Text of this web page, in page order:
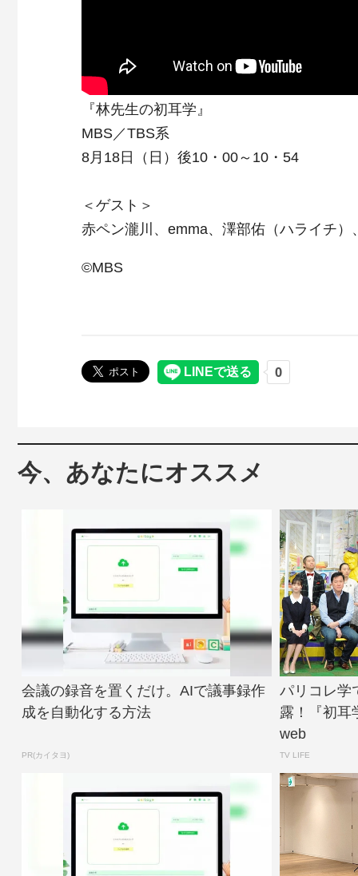
『林先生の初耳学』
MBS／TBS系
8月18日（日）後10・00～10・54
＜ゲスト＞
赤ペン瀧川、emma、澤部佑（ハライチ
©MBS
今、あなたにオススメ
会議の録音を置くだけ。AIで議事録作
成を自動化する方法
PR(カイタヨ)
パリコレ学
露！『初耳
web
TV LIFE